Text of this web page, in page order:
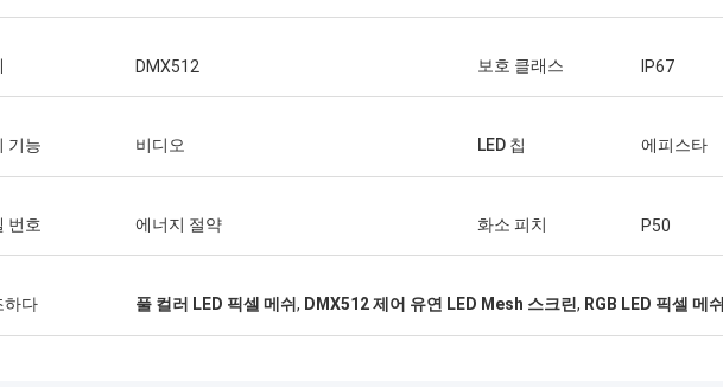
슷한 사각 헤드 부츠를 구입하기
문에 부츠가 그러한 스타일, 이 wi
다니엘
당신의 전력 공급은 진짜로 좋습니다, 나 당
DMX512 보호 클래스 IP67
기능 비디오 LED 칩 에피스타
번호 에너지 절약 화소 피치 P50
하다 풀 컬러 LED 픽셀 메쉬, DMX512 제어 유연 LED Mesh 스크린, RGB LED 픽셀 메쉬